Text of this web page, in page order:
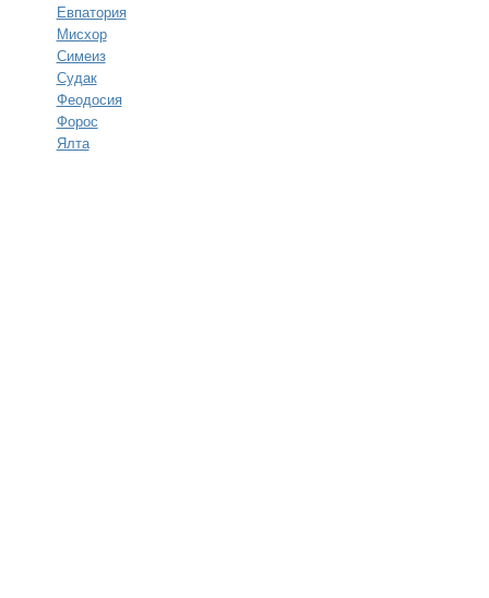
Евпатория
Мисхор
Симеиз
Судак
Феодосия
Форос
Ялта